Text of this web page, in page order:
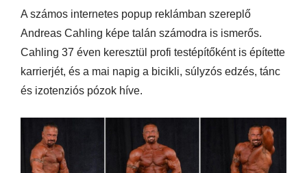
A számos internetes popup reklámban szereplő
Andreas Cahling képe talán számodra is ismerős.
Cahling 37 éven keresztül profi testépítőként is építette
karrierjét, és a mai napig a bicikli, súlyzós edzés, tánc
és izotenziós pózok híve.